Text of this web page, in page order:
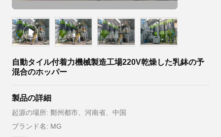
自動タイル付着力機械製造工場220V乾燥した乳鉢の予
混合のホッパー
製品の詳細
起源の場所: 鄭州都市、河南省、中国
ブランド名: MG